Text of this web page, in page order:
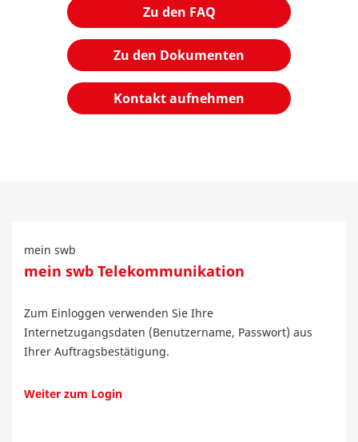
Zu den FAQ
Zu den Dokumenten
Kontakt aufnehmen
mein swb
mein swb Telekommunikation
Zum Einloggen verwenden Sie Ihre
Internetzugangsdaten (Benutzername, Passwort) aus
Ihrer Auftragsbestätigung.
Weiter zum Login